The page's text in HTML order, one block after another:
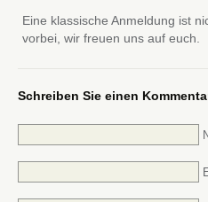
Eine klassische Anmeldung ist
vorbei, wir freuen uns auf euch.
Schreiben Sie einen